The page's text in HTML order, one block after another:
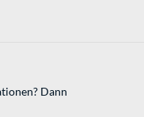
Dann